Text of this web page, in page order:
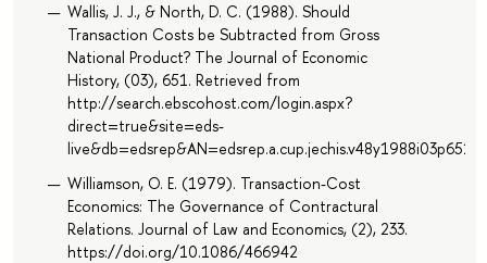
Wallis, J. J., & North, D. C. (1988). Should
Transaction Costs be Subtracted from Gross
National Product? The Journal of Economic
History, (03), 651. Retrieved from
http://search.ebscohost.com/login.aspx?
direct=true&site=eds-
Williamson, O. E. (1979). Transaction-Cost
Economics: The Governance of Contractural
Relations. Journal of Law and Economics, (2), 233.
https://doi.org/10.1086/466942